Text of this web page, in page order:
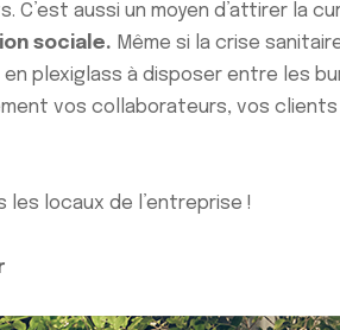
aussi un moyen d’attirer la
sociale. Même si la crise
plexiglass à disposer entre les
vos collaborateurs, vos
locaux de l’entreprise !